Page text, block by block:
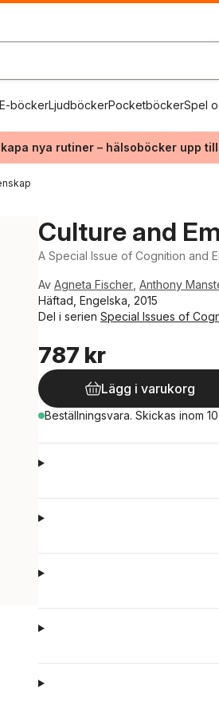
E-böckerLjudböckerPocketböckerSpel
nya rutiner – hälsoböcker upp
Culture and
A Special Issue of Cognition and
Av Agneta Fischer Anthony
Häftad, Engelska, 2015
Del i serien Special Issues of
787 kr
Lägg i varukorg
Beställningsvara. Skickas inom